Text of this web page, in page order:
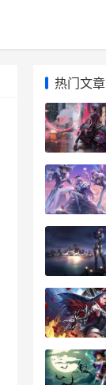
热门文章